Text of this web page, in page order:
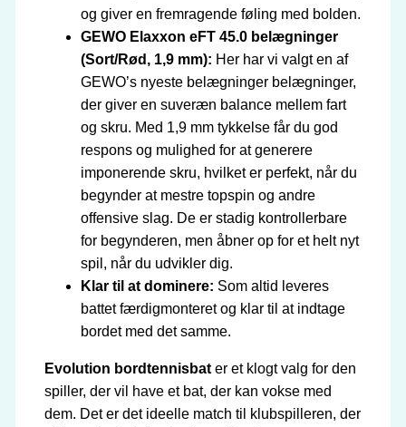
og giver en fremragende føling med bolden.
GEWO Elaxxon eFT 45.0 belægninger
(Sort/Rød, 1,9 mm): Her har vi valgt en af
GEWO’s nyeste belægninger belægninger,
der giver en suveræn balance mellem fart
og skru. Med 1,9 mm tykkelse får du god
respons og mulighed for at generere
imponerende skru, hvilket er perfekt, når du
begynder at mestre topspin og andre
offensive slag. De er stadig kontrollerbare
for begynderen, men åbner op for et helt nyt
spil, når du udvikler dig.
Klar til at dominere: Som altid leveres
battet færdigmonteret og klar til at indtage
bordet med det samme.
Evolution bordtennisbater et klogt valg for den
spiller, der vil have et bat, der kan vokse med
dem. Det er det ideelle match til klubspilleren, der